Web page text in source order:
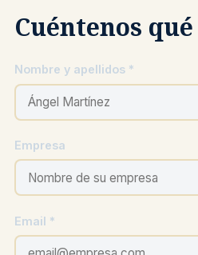
Cuéntenos
Nombre y apellidos *
Empresa
Email *